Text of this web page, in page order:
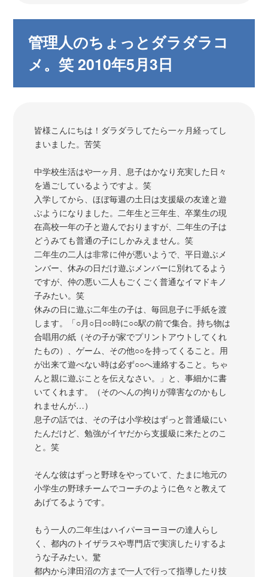
管理人のちょっとダラダラコ
メ。笑 2010年5月3日
皆様こんにちは！ダラダラしてたら一ヶ月経ってし
まいました。苦笑
中学校生活はや一ヶ月、息子はかなり充実した日々
を過ごしているようですよ。笑
入学してから、ほぼ毎週の土日は支援級の友達と遊
ぶようになりました。二年生と三年生、卒業生の現
在高校一年の子と遊んでおりますが、二年生の子は
どうみても普通の子にしかみえません。笑
二年生の二人は非常に仲が悪いようで、平日遊ぶメ
ンバー、休みの日だけ遊ぶメンバーに別れてるよう
ですが、仲の悪い二人もごくごく普通なイマドキノ
子みたい。笑
休みの日に遊ぶ二年生の子は、毎回息子に手紙を渡
します。「○月○日○○時に○○駅の前で集合。持ち物は
合唱用の紙（その子が家でプリントアウトしてくれ
たもの）、ゲーム、その他○○を持ってくること。用
が出来て遊べない時は必ず○○へ連絡すること。ちゃ
んと親に遊ぶことを伝えなさい。」と、事細かに書
いてくれます。（そのへんの拘りが障害なのかもし
れませんが…）
息子の話では、その子は小学校はずっと普通級にい
たんだけど、勉強がイヤだから支援級に来たとのこ
と。笑
そんな彼はずっと野球をやっていて、たまに地元の
小学生の野球チームでコーチのように色々と教えて
あげてるようです。
もう一人の二年生はハイパーヨーヨーの達人らし
く、都内のトイザラスや専門店で実演したりするよ
うな子みたい。驚
都内から津田沼の方まで一人で行って指導したり技